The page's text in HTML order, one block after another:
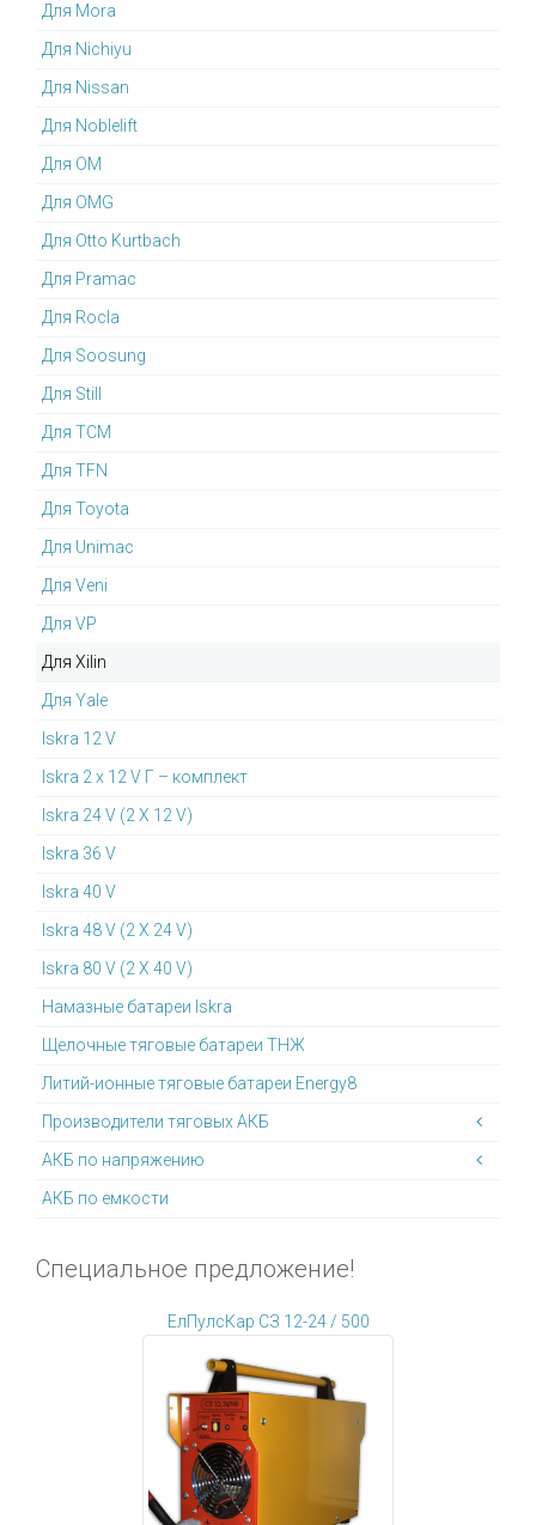
Для Mora
Для Nichiyu
Для Nissan
Для Noblelift
Для OM
Для OMG
Для Otto Kurtbach
Для Pramac
Для Rocla
Для Soosung
Для Still
Для TCM
Для TFN
Для Toyota
Для Unimac
Для Veni
Для VP
Для Xilin
Для Yale
Iskra 12 V
Iskra 2 x 12 V Г – комплект
Iskra 24 V (2 X 12 V)
Iskra 36 V
Iskra 40 V
Iskra 48 V (2 X 24 V)
Iskra 80 V (2 X 40 V)
Намазные батареи Iskra
Щелочные тяговые батареи ТНЖ
Литий-ионные тяговые батареи Energy8
Производители тяговых АКБ
АКБ по напряжению
АКБ по емкости
Специальное предложение!
ЕлПулсКар СЗ 12-24 / 500